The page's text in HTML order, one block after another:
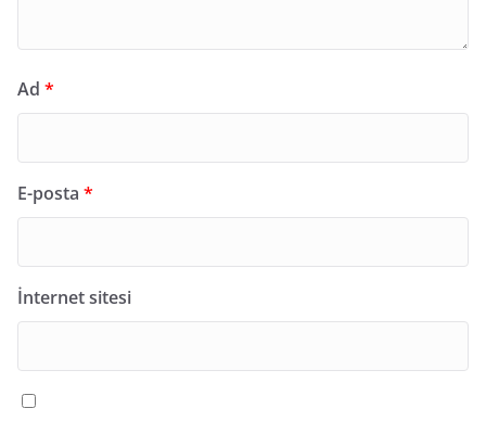
Ad *
E-posta *
İnternet sitesi